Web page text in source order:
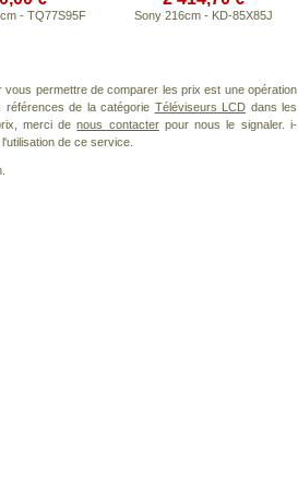
- TQ77S95F Sony 216cm - KD-85X85J
vous permettre de comparer les prix est une opération
références de la catégorie Téléviseurs LCD dans les
merci denous contacterpour nous le signaler. i-
de ce service.